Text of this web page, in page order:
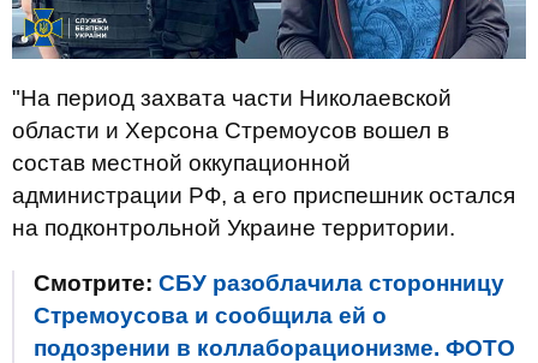
"На период захвата части Николаевской
области и Херсона Стремоусов вошел в
состав местной оккупационной
администрации РФ, а его приспешник остался
на подконтрольной Украине территории.
Смотрите: СБУ разоблачила сторонницу
Стремоусова и сообщила ей о
подозрении в коллаборационизме. ФОТО